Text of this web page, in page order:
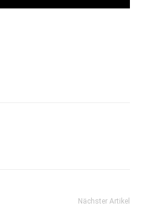
Nächster Artikel